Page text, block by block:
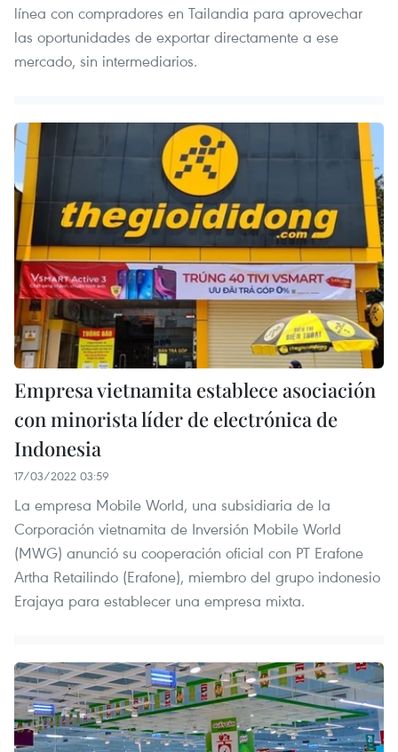
línea con compradores en Tailandia para aprovechar
las oportunidades de exportar directamente a ese
mercado, sin intermediarios.
Empresa vietnamita establece asociación
con minorista líder de electrónica de
Indonesia
17/03/2022 03:59
La empresa Mobile World, una subsidiaria de la
Corporación vietnamita de Inversión Mobile World
(MWG) anunció su cooperación oficial con PT Erafone
Artha Retailindo (Erafone), miembro del grupo indonesio
Erajaya para establecer una empresa mixta.